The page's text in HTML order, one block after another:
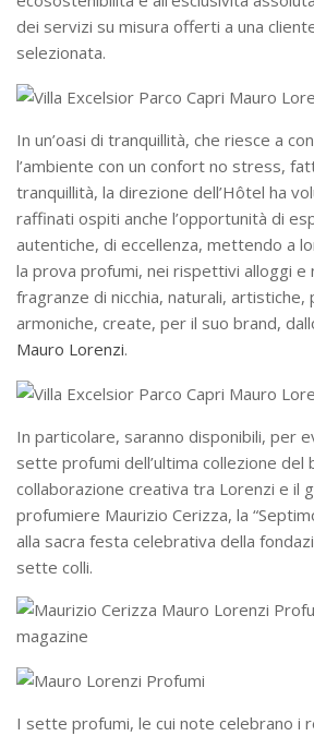
dei servizi su misura offerti a una
selezionata.
In un’oasi di tranquillità, che riesce a
l’ambiente con un confort no stress,
tranquillità, la direzione dell’Hôtel ha
raffinati ospiti anche l’opportunità di
autentiche, di eccellenza, mettendo a
la prova profumi, nei rispettivi alloggi e
fragranze di nicchia, naturali,
armoniche, create, per il suo brand,
Mauro Lorenzi.
In particolare, saranno disponibili, per
sette profumi dell’ultima collezione del
collaborazione creativa tra Lorenzi e il
profumiere Maurizio Cerizza, la
alla sacra festa celebrativa della
sette colli.
I sette profumi, le cui note celebrano i